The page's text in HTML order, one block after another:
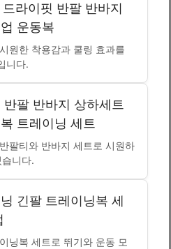
라이핏 반팔 반바지
운동복
원한 착용감과 쿨링 효과를
니다.
팔 반바지 상하세트
트레이닝 세트
팔티와 반바지 세트로 시원하
니다.
긴팔 트레이닝복 세
닝복 세트로 뛰기와 운동 모